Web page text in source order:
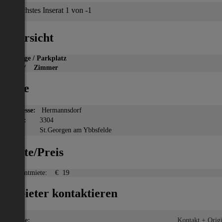
Nächstes Inserat 1 von -1
Übersicht
Garage / Parkplatz
/ Zimmer
Lage
Adresse:
Hermannsdorf
PLZ:
3304
St.Georgen am Ybbsfelde
Miete/Preis
Gesamtmiete: € 19
Anbieter kontaktieren
Name:
Kontakt +